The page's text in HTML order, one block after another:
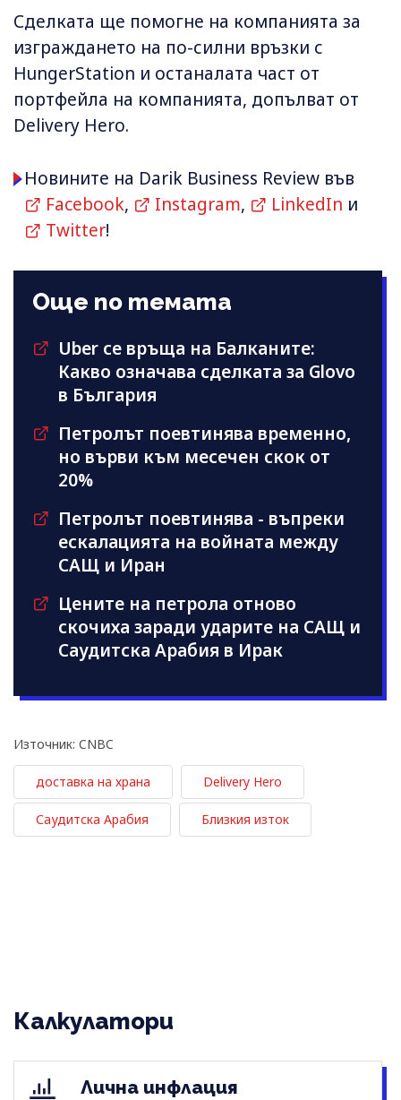
Сделката ще помогне на компанията за
изграждането на по-силни връзки с
HungerStation и останалата част от
портфейла на компанията, допълват от
Delivery Hero.
Новините на Darik Business Review във
Facebook, Instagram, LinkedIn и
Twitter!
Още по темата
Uber се връща на Балканите:
Какво означава сделката за Glovo
в България
Петролът поевтинява временно,
но върви към месечен скок от
20%
Петролът поевтинява - въпреки
ескалацията на войната между
САЩ и Иран
Цените на петрола отново
скочиха заради ударите на САЩ и
Саудитска Арабия в Ирак
Източник: CNBC
доставка на храна Delivery Hero
Саудитска Арабия Близкия изток
Калкулатори
Лична инфлация